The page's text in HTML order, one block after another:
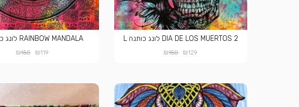
DIA DE LOS MUERTOS 2 לונג כותנה L
₪129
₪150
RAINBOW MANDALA לונג כותנה L
₪119
₪150